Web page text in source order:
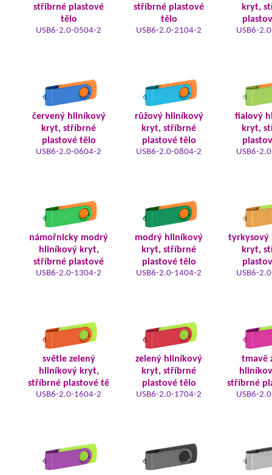
stříbrné plastové
tělo
USB6-2.0-0504-2
stříbrné plastové
tělo
USB6-2.0-2104-2
kryt,
USB6-
červený hliníkový
kryt, stříbrné
plastové tělo
USB6-2.0-0604-2
růžový hliníkový
kryt, stříbrné
plastové tělo
USB6-2.0-0804-2
fialový
kryt,
USB6-
námořnicky modrý
hliníkový kryt,
stříbrné plastové
USB6-2.0-1304-2
modrý hliníkový
kryt, stříbrné
plastové tělo
USB6-2.0-1404-2
tyrkysový
kryt,
USB6-
světle zelený
hliníkový kryt,
stříbrné plastové tě
USB6-2.0-1604-2
zelený hliníkový
kryt, stříbrné
plastové tělo
USB6-2.0-1704-2
tmavě
stříbrné
USB6-